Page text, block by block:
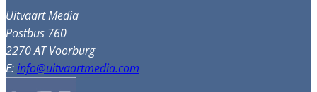
Uitvaart Media
Postbus 760
2270 AT Voorburg
E:info@uitvaartmedia.com